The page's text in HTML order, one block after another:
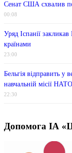
Сенат США схвалив
00:08
Уряд Іспанії
країнами
23:00
Бельгія відправить у
навчальній місії НАТО
22:30
Допомога ІА